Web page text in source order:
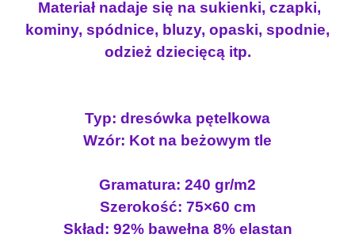
Materiał nadaje się na sukienki, czapki,
kominy, spódnice, bluzy, opaski, spodnie,
odzież dziecięcą itp.
Typ: dresówka pętelkowa
Wzór: Kot na beżowym tle
Gramatura: 240 gr/m2
Szerokość: 75×60 cm
Skład: 92% bawełna 8% elastan